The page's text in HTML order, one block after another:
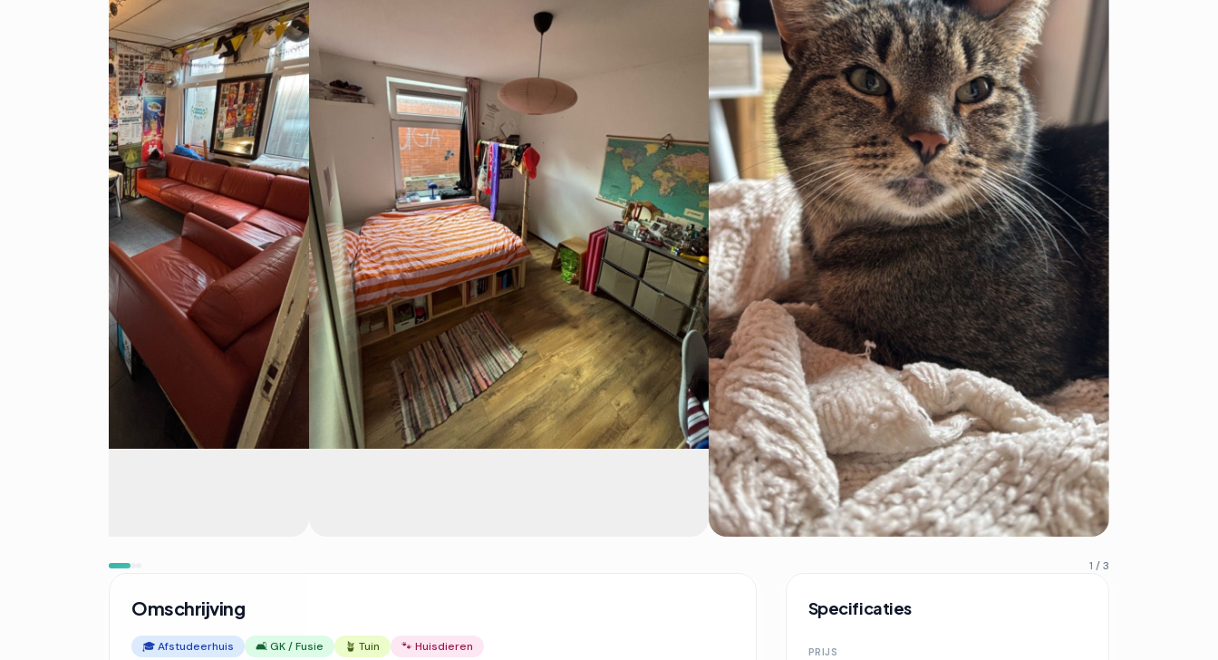
1 / 3
Omschrijving
🎓 Afstudeerhuis 🛋️ GK / Fusie 🪴 Tuin 🐾 Huisdieren
Specificaties
PRIJS